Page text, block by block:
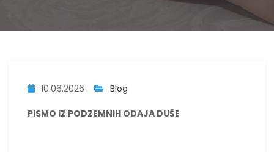
10.06.2026 Blog
PISMO IZ PODZEMNIH ODAJA DUŠE